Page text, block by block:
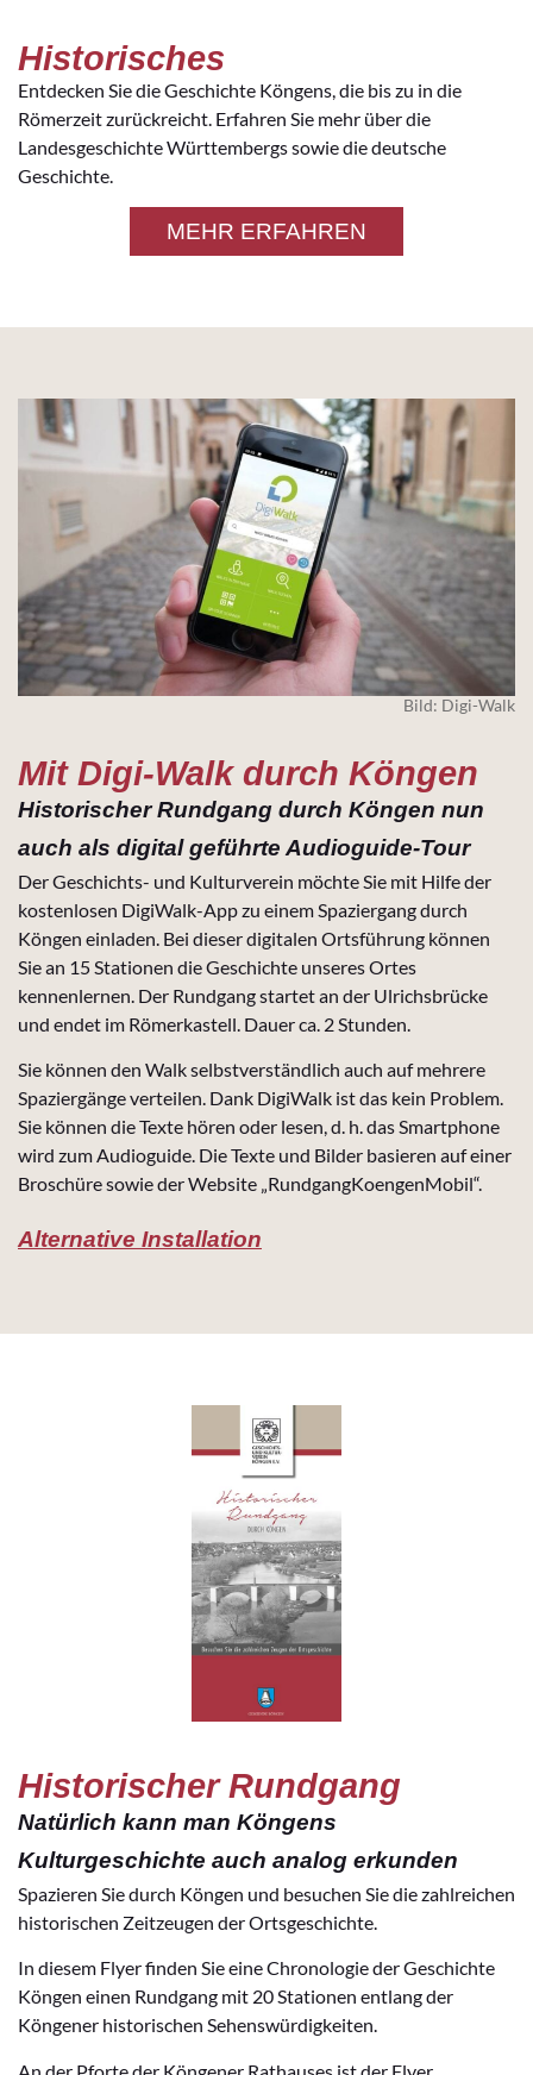
Historisches
Entdecken Sie die Geschichte Köngens, die bis zu in die
Römerzeit zurückreicht. Erfahren Sie mehr über die
Landesgeschichte Württembergs sowie die deutsche
Geschichte.
MEHR ERFAHREN
Mit Digi-Walk durch Köngen
Historischer Rundgang durch Köngen nun
auch als digital geführte Audioguide-Tour
Der Geschichts- und Kulturverein möchte Sie mit Hilfe der
kostenlosen DigiWalk-App zu einem Spaziergang durch
Köngen einladen. Bei dieser digitalen Ortsführung können
Sie an 15 Stationen die Geschichte unseres Ortes
kennenlernen. Der Rundgang startet an der Ulrichsbrücke
und endet im Römerkastell. Dauer ca. 2 Stunden.
Sie können den Walk selbstverständlich auch auf mehrere
Spaziergänge verteilen. Dank DigiWalk ist das kein Problem.
Sie können die Texte hören oder lesen, d. h. das Smartphone
wird zum Audioguide. Die Texte und Bilder basieren auf einer
Broschüre sowie der Website „RundgangKoengenMobil“.
Alternative Installation
Bild: Digi-Walk
Historischer Rundgang
Natürlich kann man Köngens
Kulturgeschichte auch analog erkunden
Spazieren Sie durch Köngen und besuchen Sie die zahlreichen
historischen Zeitzeugen der Ortsgeschichte.
In diesem Flyer finden Sie eine Chronologie der Geschichte
Köngen einen Rundgang mit 20 Stationen entlang der
Köngener historischen Sehenswürdigkeiten.
An der Pforte der Köngener Rathauses ist der Flyer